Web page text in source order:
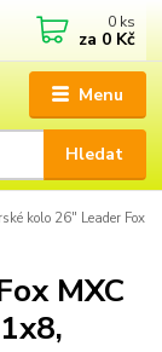
Menu
Hledat
0 ks
za 0 Kč
kolo 26" Leader Fox
MXC